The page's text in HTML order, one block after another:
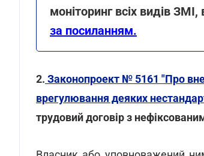
моніторинг всіх видів
за посиланням.
2. Законопроект № 5161 "Про
врегулювання деяких
трудовий договір з